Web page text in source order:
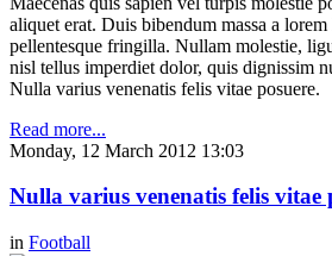
aliquet erat. Duis bibendum massa a
pellentesque fringilla. Nullam molestie,
nisl tellus imperdiet dolor, quis dignissim
Nulla varius venenatis felis vitae posuere.
Read more...
Monday, 12 March 2012 13:03
Nulla varius venenatis felis vitae
in Football